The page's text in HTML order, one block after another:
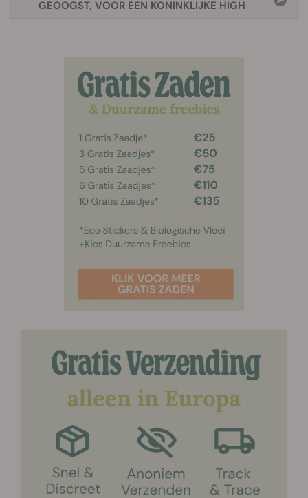
GEOOGST, VOOR EEN KONINKLIJKE HIGH